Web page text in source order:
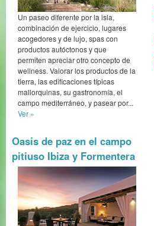
Un paseo diferente por la isla,
combinación de ejercicio, lugares
acogedores y de lujo, spas con
productos autóctonos y que
permiten apreciar otro concepto de
wellness. Valorar los productos de la
tierra, las edificaciones típicas
mallorquinas, su gastronomía, el
campo mediterráneo, y pasear por...
Ver »
Oasis de paz en el campo
pitiuso Ibiza y Formentera